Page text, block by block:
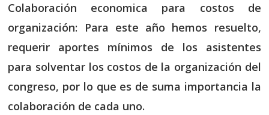
Colaboración economica para costos de
organización: Para este año hemos resuelto,
requerir aportes mínimos de los asistentes
para solventar los costos de la organización del
congreso, por lo que es de suma importancia la
colaboración de cada uno.